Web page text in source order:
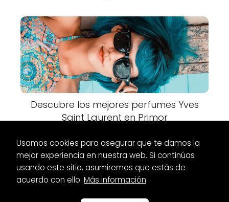
Descubre los mejores perfumes Yves
Saint Laurent en Primor
Botas altas para gemelos anchos:
Encuentra el ajuste perfecto
Usamos cookies para asegurar que te damos la
mejor experiencia en nuestra web. Si continúas
usando este sitio, asumiremos que estás de
acuerdo con ello. Más información